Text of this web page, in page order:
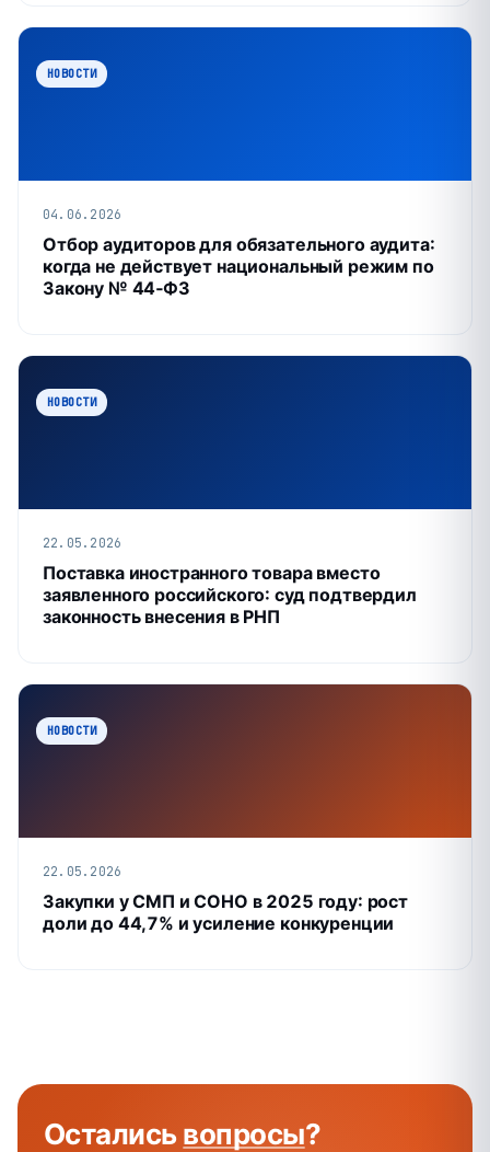
НОВОСТИ
04.06.2026
Отбор аудиторов для обязательного аудита:
когда не действует национальный режим по
Закону № 44‑ФЗ
НОВОСТИ
22.05.2026
Поставка иностранного товара вместо
заявленного российского: суд подтвердил
законность внесения в РНП
НОВОСТИ
22.05.2026
Закупки у СМП и СОНО в 2025 году: рост
доли до 44,7% и усиление конкуренции
Осталисьвопросы?